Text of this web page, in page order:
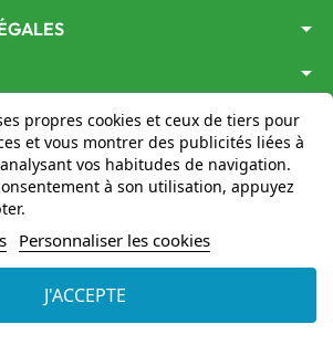
arrow_drop_down
arrow_drop_down
propres cookies et ceux de tiers pour
et vous montrer des publicités liées à
vos habitudes de navigation.
à son utilisation, appuyez
Personnaliser les cookies
J'ACCEPTE
conseil.com
la Santépour la vente en ligne de
le en cliquantici